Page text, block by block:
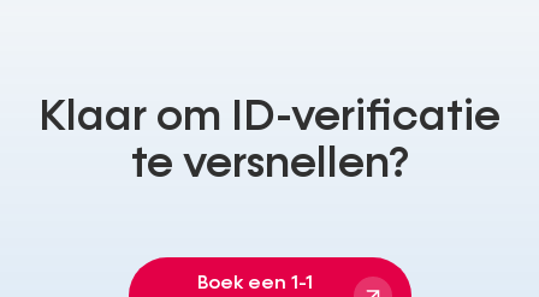
Klaar om ID-verificatie
te versnellen?
Boek een 1-1